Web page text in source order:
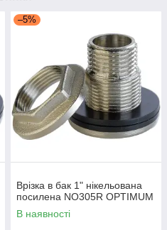
–5%
Врізка в бак 1" нікельована
посилена NO305R OPTIMUM
В наявності